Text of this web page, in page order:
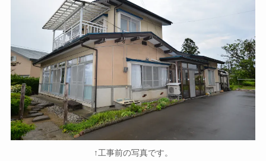
↑工事前の写真です。